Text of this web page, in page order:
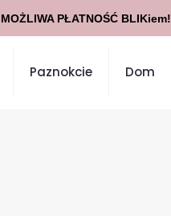
Paznokcie Dom
PŁATNOŚĆ BLIKiem!